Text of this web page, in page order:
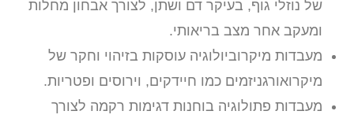
של נוזלי גוף, בעיקר דם ושתן, לצורך אבחון מחלות
ומעקב אחר מצב בריאותי.
מעבדות מיקרוביולוגיה עוסקות בזיהוי וחקר של
מיקרואורגניזמים כמו חיידקים, וירוסים ופטריות.
מעבדות פתולוגיה בוחנות דגימות רקמה לצורך